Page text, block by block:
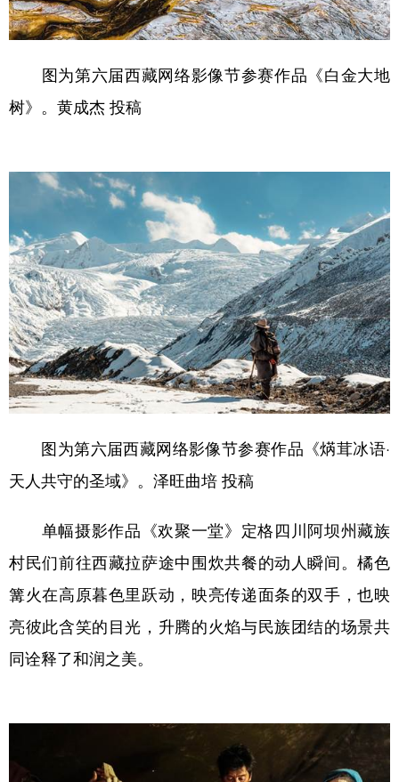
图为第六届西藏网络影像节参赛作品《白金大地
树》。黄成杰 投稿
图为第六届西藏网络影像节参赛作品《焫茸冰语·
天人共守的圣域》。泽旺曲培 投稿
单幅摄影作品《欢聚一堂》定格四川阿坝州藏族
村民们前往西藏拉萨途中围炊共餐的动人瞬间。橘色
篝火在高原暮色里跃动，映亮传递面条的双手，也映
亮彼此含笑的目光，升腾的火焰与民族团结的场景共
同诠释了和润之美。